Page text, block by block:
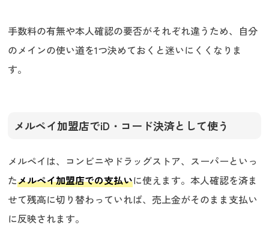
手数料の有無や本人確認の要否がそれぞれ違うため、自分
のメインの使い道を1つ決めておくと迷いにくくなりま
す。
メルペイ加盟店でiD・コード決済として使う
メルペイは、コンビニやドラッグストア、スーパーといっ
たメルペイ加盟店での支払いに使えます。本人確認を済ま
せて残高に切り替わっていれば、売上金がそのまま支払い
に反映されます。